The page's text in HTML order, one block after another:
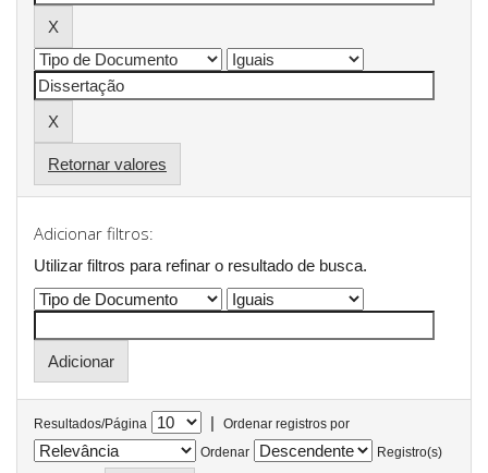
Retornar valores
Adicionar filtros:
Utilizar filtros para refinar o resultado de busca.
Resultados/Página |
Ordenar registros por
Ordenar
Registro(s)